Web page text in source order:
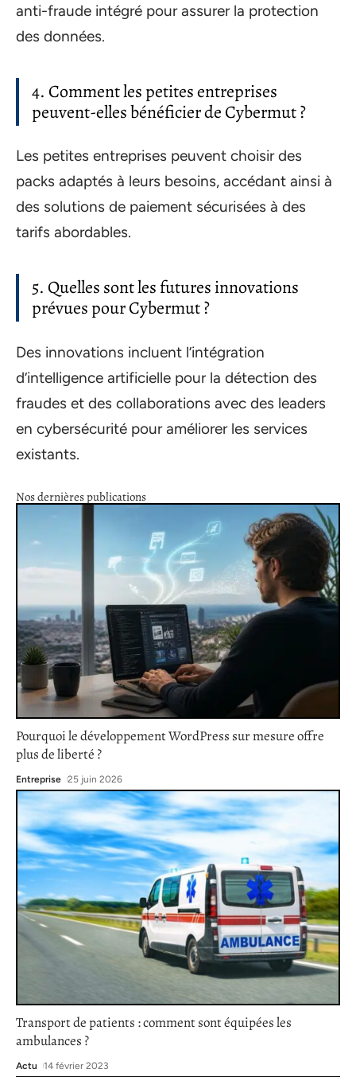
anti-fraude intégré pour assurer la protection
des données.
4. Comment les petites entreprises
peuvent-elles bénéficier de Cybermut ?
Les petites entreprises peuvent choisir des
packs adaptés à leurs besoins, accédant ainsi à
des solutions de paiement sécurisées à des
tarifs abordables.
5. Quelles sont les futures innovations
prévues pour Cybermut ?
Des innovations incluent l’intégration
d’intelligence artificielle pour la détection des
fraudes et des collaborations avec des leaders
en cybersécurité pour améliorer les services
existants.
Nos dernières publications
Pourquoi le développement WordPress sur mesure offre
plus de liberté ?
Entreprise 25 juin 2026
Transport de patients : comment sont équipées les
ambulances ?
Actu 14 février 2023